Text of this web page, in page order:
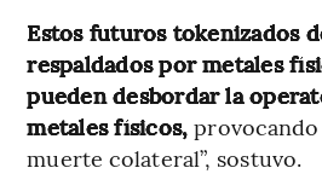
Estos futuros tokenizados
respaldados por metales
pueden desbordar la
metales físicos, provocando
muerte colateral”, sostuvo.